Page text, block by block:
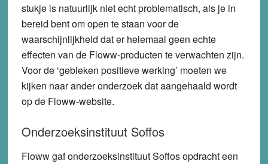
stukje is natuurlijk niet echt problematisch, als je in
bereid bent om open te staan voor de
waarschijnlijkheid dat er helemaal geen echte
effecten van de Floww-producten te verwachten zijn.
Voor de ‘gebleken positieve werking’ moeten we
kijken naar ander onderzoek dat aangehaald wordt
op de Floww-website.
Onderzoeksinstituut Soffos
Floww gaf onderzoeksinstituut Soffos opdracht een